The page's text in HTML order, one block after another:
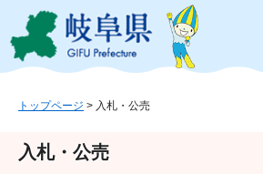
ジ
ュ
このページの本文へ
トップページ > 入札・公売
入札・公売